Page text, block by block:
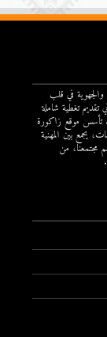
والجهوية في قلب
تغطية شاملة
تأسس موقع زاكورة
يجمع بين المهنية
مجتمعنا، من